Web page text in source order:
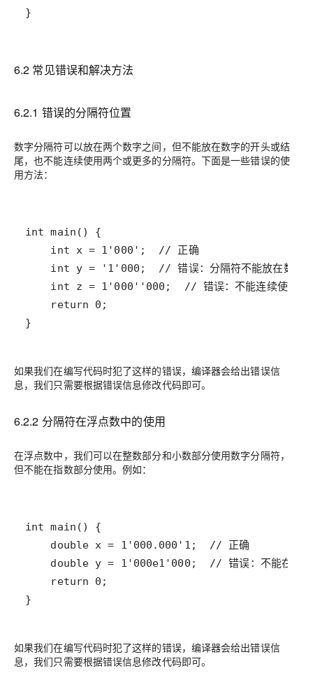
}
6.2 常见错误和解决方法
6.2.1 错误的分隔符位置
数字分隔符可以放在两个数字之间，但不能放在数字的开头或结
尾，也不能连续使用两个或更多的分隔符。下面是一些错误的使
用方法：
}
如果我们在编写代码时犯了这样的错误，编译器会给出错误信
息，我们只需要根据错误信息修改代码即可。
6.2.2 分隔符在浮点数中的使用
在浮点数中，我们可以在整数部分和小数部分使用数字分隔符，
但不能在指数部分使用。例如：
}
如果我们在编写代码时犯了这样的错误，编译器会给出错误信
息，我们只需要根据错误信息修改代码即可。